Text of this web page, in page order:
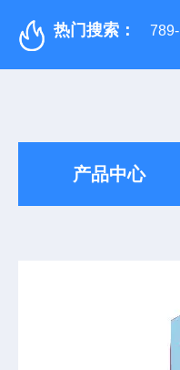
热门搜索：
产品中心